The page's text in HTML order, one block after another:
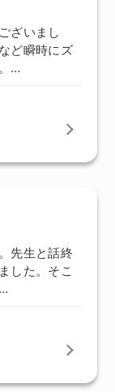
ざいまし
ど瞬時にズ
…
先生と話終
した。そこ